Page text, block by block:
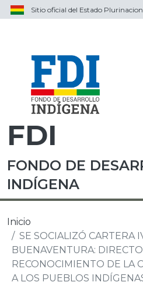
Sitio oficial del Estado
FDI
FONDO DE
INDÍGENA
Inicio
SE SOCIALIZÓ CARTERA
BUENAVENTURA:
RECONOCIMIENTO DE LA
A LOS PUEBLOS